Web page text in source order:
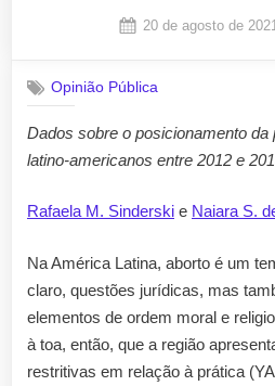
Posted
20 de agosto de 2021
Opinião Pública
Dados sobre o posicionamento
latino-americanos entre 2012 e
Rafaela M. Sinderski e Naiara S.
Na América Latina, aborto é um
claro, questões jurídicas, mas
elementos de ordem moral e
à toa, então, que a região
restritivas em relação à prática